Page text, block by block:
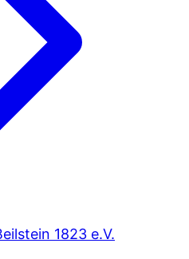
1823 e.V.